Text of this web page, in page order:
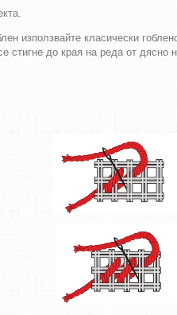
използвайте класически
стигне до края на реда от